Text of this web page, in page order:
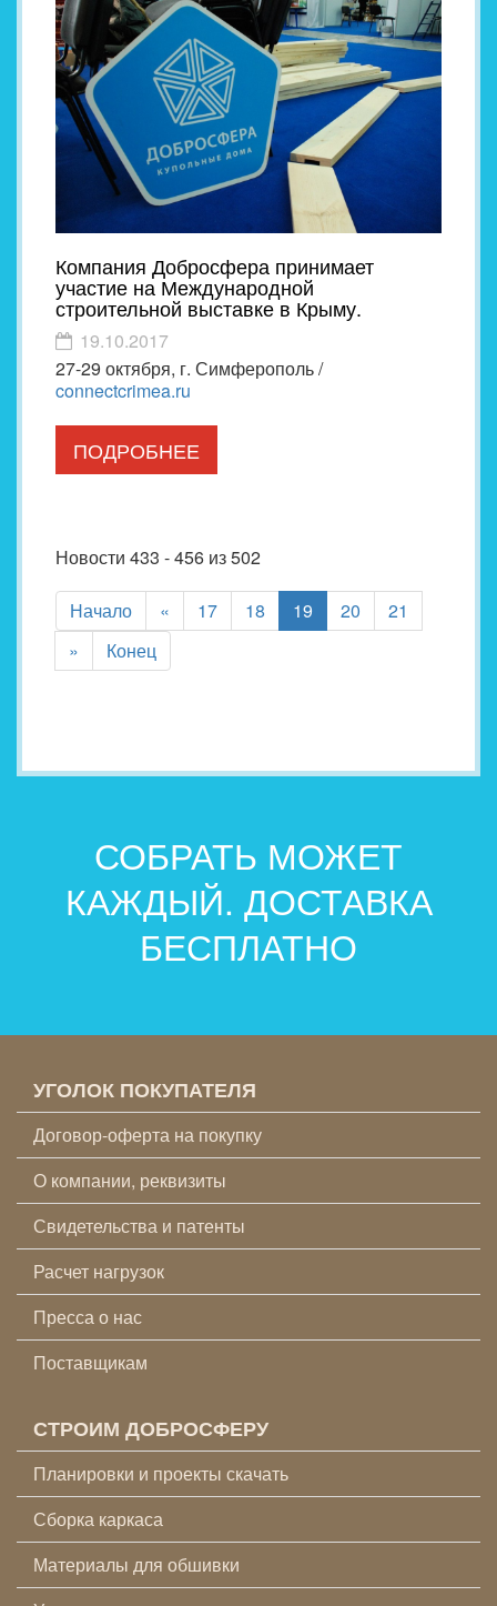
Компания Добросфера принимает
участие на Международной
строительной выставке в Крыму.
19.10.2017
27-29 октября, г. Симферополь /
connectcrimea.ru
ПОДРОБНЕЕ
Новости 433 - 456 из 502
Начало « 17 18 19 (current)
20
21
»
Конец
СОБРАТЬ МОЖЕТ
КАЖДЫЙ. ДОСТАВКА
БЕСПЛАТНО
УГОЛОК ПОКУПАТЕЛЯ
Договор-оферта на покупку
О компании, реквизиты
Свидетельства и патенты
Расчет нагрузок
Пресса о нас
Поставщикам
СТРОИМ ДОБРОСФЕРУ
Планировки и проекты скачать
Сборка каркаса
Материалы для обшивки